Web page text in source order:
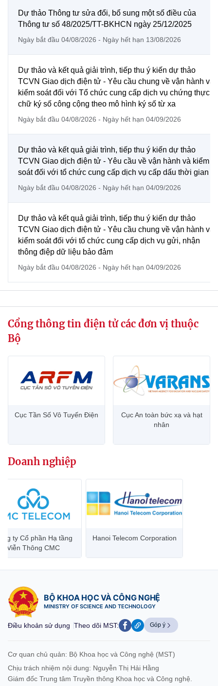
Nhiệm vụ trọng tâm
Chọn ngôn ngữ
BỘ KHOA HỌC VÀ CÔNG NGHỆ
MINISTRY OF SCIENCE AND TECHNOLOGY
Cơ quan chủ quản: Bộ Khoa học và Công nghệ (MST)
Chịu trách nhiệm nội dung: Nguyễn Thị Hải Hằng
Liên hệ
Địa chỉ: Ban Biên tập Cổng TTĐT - 18 Nguyễn Du, TP. Hà Nội
Điện thoại: 024 3936 9506
Email:stc@mst.gov.vn
©2026 Bản quyền thuộc Bộ Khoa Học và Công Nghệ
(Ghi rõ nguồn "https://mst.gov.vn" khi phát hành lại thông tin từ
website này)
Dự thảo Thông tư sửa đổi, bổ sung một số điều của
Thông tư số 48/2025/TT-BKHCN ngày 25/12/2025
Ngày bắt đầu 04/08/2026 - Ngày hết hạn 13/08/2026
Dự thảo và kết quả giải trình, tiếp thu ý kiến dự thảo
TCVN Giao dịch điện tử - Yêu cầu chung về vận hành và
kiểm soát đối với Tổ chức cung cấp dịch vụ chứng thực
chữ ký số công cộng theo mô hình ký số từ xa
Ngày bắt đầu 04/08/2026 - Ngày hết hạn 04/09/2026
Dự thảo và kết quả giải trình, tiếp thu ý kiến dự thảo
TCVN Giao dịch điện tử - Yêu cầu về vận hành và kiểm
soát đối với tổ chức cung cấp dịch vụ cấp dấu thời gian
Ngày bắt đầu 04/08/2026 - Ngày hết hạn 04/09/2026
Dự thảo và kết quả giải trình, tiếp thu ý kiến dự thảo
TCVN Giao dịch điện tử - Yêu cầu chung về vận hành và
kiểm soát đối với tổ chức cung cấp dịch vụ gửi, nhận
thông điệp dữ liệu bảo đảm
Ngày bắt đầu 04/08/2026 - Ngày hết hạn 04/09/2026
Cổng thông tin điện tử các đơn vị thuộc
Bộ
Cục Tần Số Vô Tuyến Điện
Cục An toàn bức xạ và hạt
nhân
Doanh nghiệp
ty Cổ phần Hạ tầng
Viễn Thông CMC
Hanoi Telecom Corporation
BỘ KHOA HỌC VÀ CÔNG NGHỆ
MINISTRY OF SCIENCE AND TECHNOLOGY
Điều khoản sử dụng Theo dõi MST: Góp ý
Cơ quan chủ quản: Bộ Khoa học và Công nghệ (MST)
Chịu trách nhiệm nội dung: Nguyễn Thị Hải Hằng
Giám đốc Trung tâm Truyền thông Khoa học và Công nghệ.